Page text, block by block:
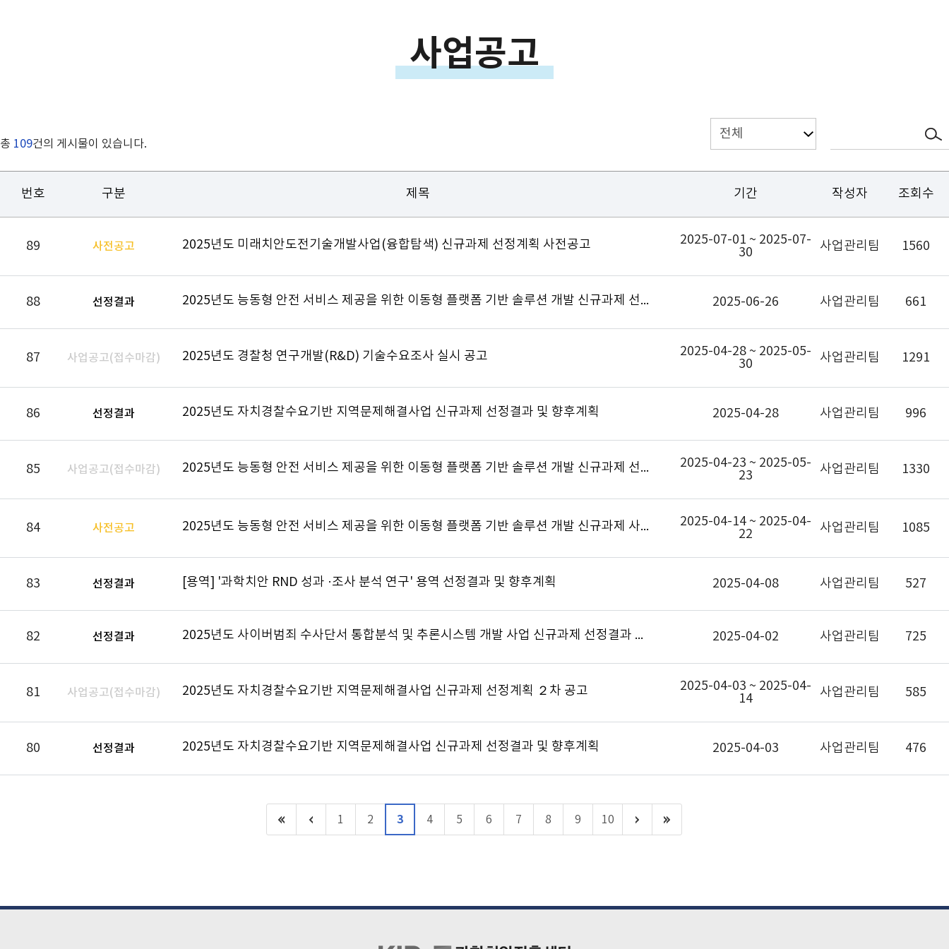
사업공고
총 109건의 게시물이 있습니다.
번호 구분 제목 기간 작성자 조회수
89 사전공고 2025년도 미래치안도전기술개발사업(융합탐색) 신규과제 선정계획 사전공고
2025-07-01 ~ 2025-07-
30
사업관리팀 1560
88 선정결과 2025년도 능동형 안전 서비스 제공을 위한 이동형 플랫폼 기반 솔루션 개발 신규과제 선정결과 및 향후일정 2025-06-26 사업관리팀 661
87 사업공고(접수마감) 2025년도 경찰청 연구개발(R&D) 기술수요조사 실시 공고
2025-04-28 ~ 2025-05-
30
사업관리팀 1291
86 선정결과 2025년도 자치경찰수요기반 지역문제해결사업 신규과제 선정결과 및 향후계획 2025-04-28 사업관리팀 996
85 사업공고(접수마감) 2025년도 능동형 안전 서비스 제공을 위한 이동형 플랫폼 기반 솔루션 개발 신규과제 선정계획 공고
2025-04-23 ~ 2025-05-
23
사업관리팀 1330
84 사전공고 2025년도 능동형 안전 서비스 제공을 위한 이동형 플랫폼 기반 솔루션 개발 신규과제 사전공고
2025-04-14 ~ 2025-04-
22
사업관리팀 1085
83 선정결과 [용역] '과학치안 RND 성과 ·조사 분석 연구' 용역 선정결과 및 향후계획 2025-04-08 사업관리팀 527
82 선정결과 2025년도 사이버범죄 수사단서 통합분석 및 추론시스템 개발 사업 신규과제 선정결과 및 향후계획 2025-04-02 사업관리팀 725
81 사업공고(접수마감) 2025년도 자치경찰수요기반 지역문제해결사업 신규과제 선정계획 ２차 공고
2025-04-03 ~ 2025-04-
14
사업관리팀 585
80 선정결과 2025년도 자치경찰수요기반 지역문제해결사업 신규과제 선정결과 및 향후계획 2025-04-03 사업관리팀 476
1 2 3 4 5 6 7 8 9 10